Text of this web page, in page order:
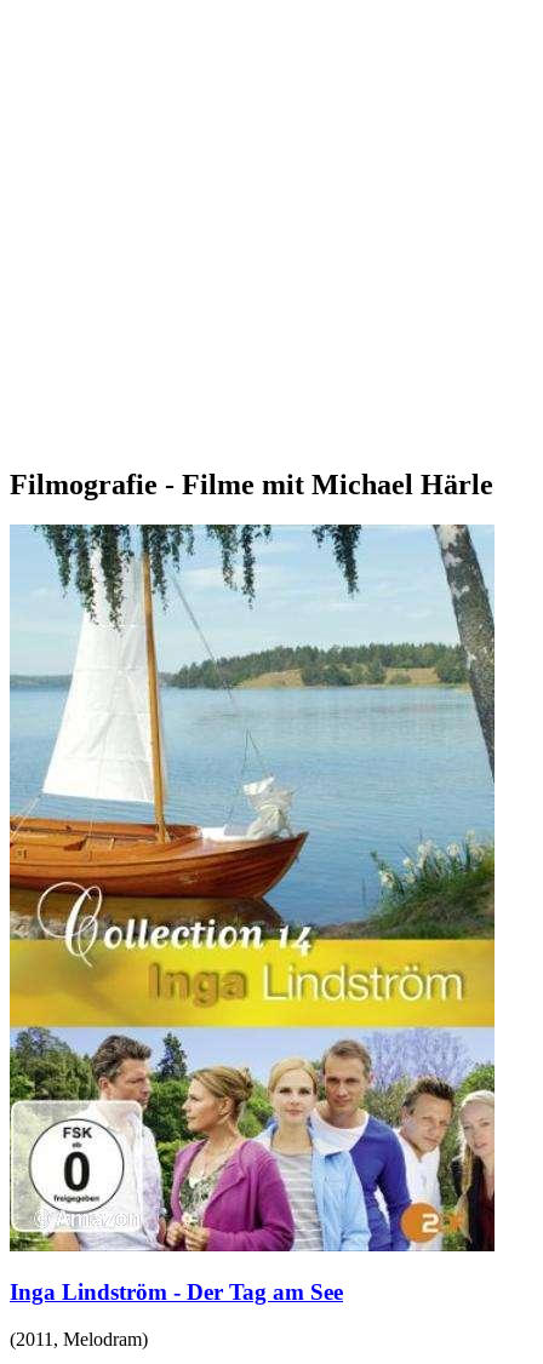
Filmografie - Filme mit Michael Härle
Inga Lindström - Der Tag am See
(2011 , Melodram)